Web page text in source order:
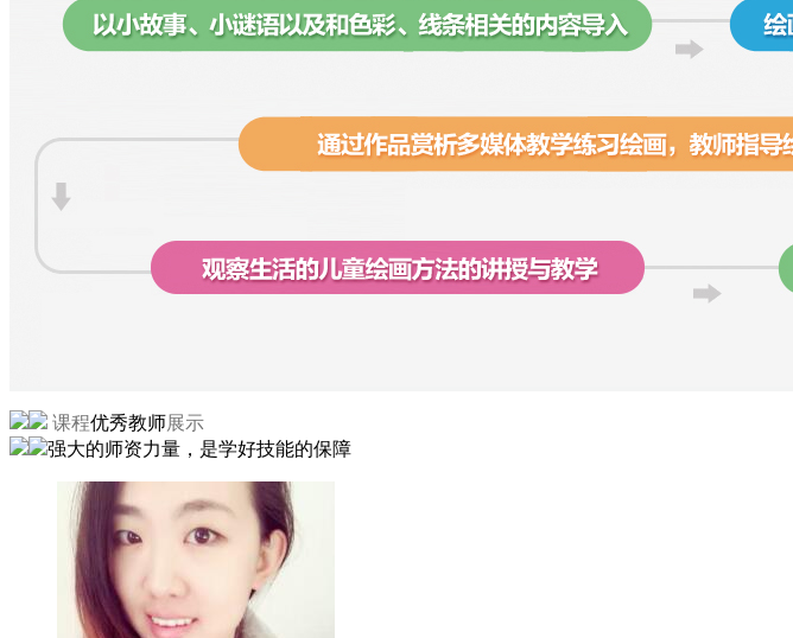
课程优秀教师展示
强大的师资力量，是学好技能的保障